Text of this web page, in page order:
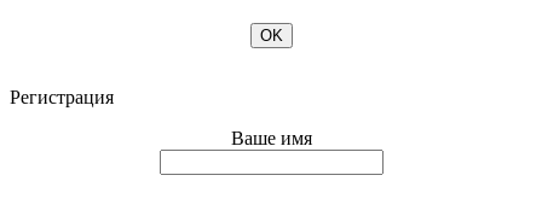
OK
Регистрация
Ваше имя